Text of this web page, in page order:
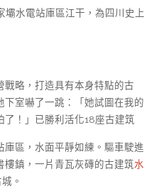
壩水電站庫區江干，為四川史上
戰略，打造具有本身特點的古
下室嚇了一跳：「她試圖在我的
！」已勝利活化18座古建筑
區，水面平靜如練。驅車駛進
樓鎮，一片青瓦灰磚的古建筑水
。